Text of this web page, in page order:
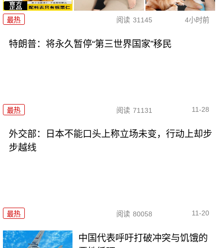
最热 阅读 31145 4小时前
特朗普：将永久暂停“第三世界国家”移民
最热 阅读 71131 11-28
外交部：日本不能口头上称立场未变，行动上却步
步越线
最热 阅读 80058 11-20
中国代表呼吁打破冲突与饥饿的